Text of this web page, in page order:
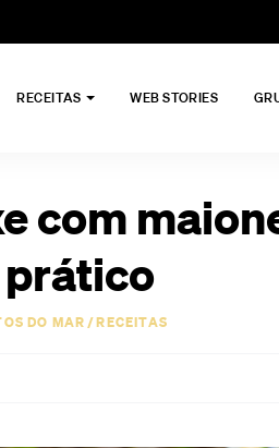
RECEITAS WEB STORIES
com
prático
DO MAR/RECEITAS